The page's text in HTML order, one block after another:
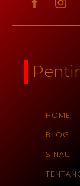
HOME
BLOG
SINAU